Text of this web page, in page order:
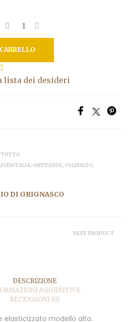
lista dei desideri
TUTTO
, #MUTANDE, #SLIPALTO,
DI GRIGNASCO
NEXT PRODUCT
DESCRIZIONE
AGGIUNTIVE
RECENSIONI (0)
elasticizzato modello alto.